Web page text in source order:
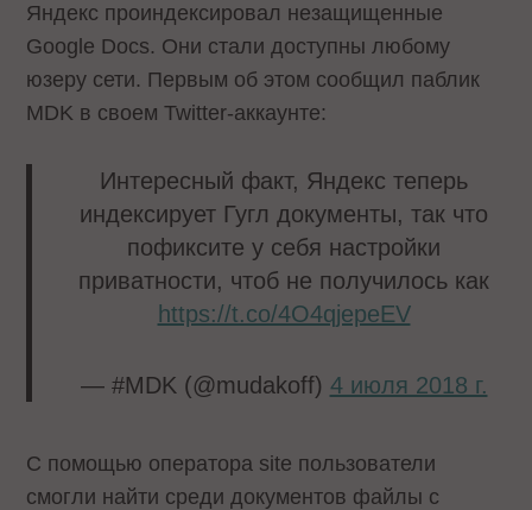
Яндекс проиндексировал незащищенные
Google Docs. Они стали доступны любому
юзеру сети. Первым об этом сообщил паблик
MDK в своем Twitter-аккаунте:
Интересный факт, Яндекс теперь
индексирует Гугл документы, так что
пофиксите у себя настройки
приватности, чтоб не получилось как
https://t.co/4O4qjepeEV
— #MDK (@mudakoff) 4 июля 2018 г.
С помощью оператора site пользователи
смогли найти среди документов файлы с